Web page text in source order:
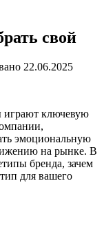
свой
22.06.2025
играют ключевую
эмоциональную
на рынке. В
бренда, зачем
для вашего